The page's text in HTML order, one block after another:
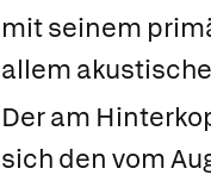
mit seinem
allem
Der am
sich den vom